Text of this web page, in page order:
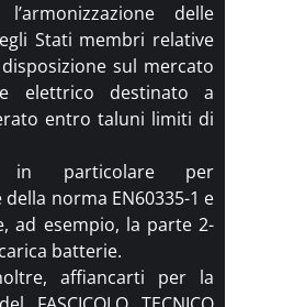
l’armonizzazione delle
Stati membri relative
sul mercato
elettrico destinato a
entro taluni limiti di
in particolare per
della norma EN60335-1 e
ad esempio, la parte 2-
batterie.
affiancarti per la